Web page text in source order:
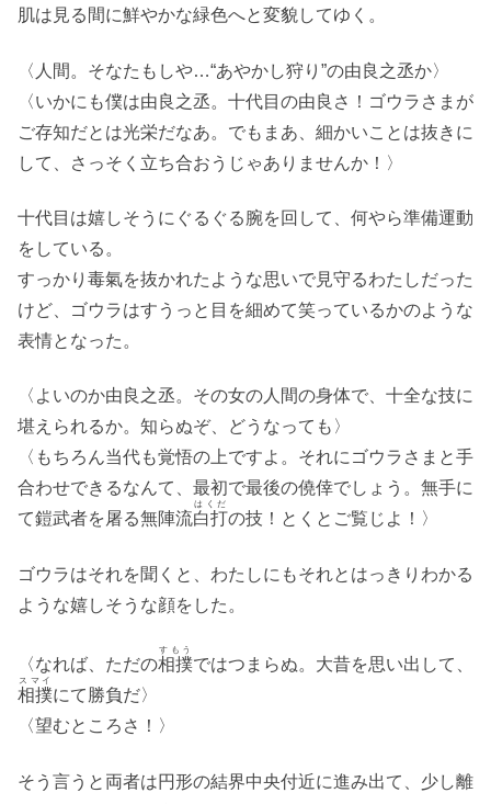
肌は見る間に鮮やかな緑色へと変貌してゆく。
〈人間。そなたもしや…“あやかし狩り”の由良之丞か〉
〈いかにも僕は由良之丞。十代目の由良さ！ゴウラさまが
ご存知だとは光栄だなあ。でもまあ、細かいことは抜きに
して、さっそく立ち合おうじゃありませんか！〉
十代目は嬉しそうにぐるぐる腕を回して、何やら準備運動
をしている。
すっかり毒氣を抜かれたような思いで見守るわたしだった
けど、ゴウラはすうっと目を細めて笑っているかのような
表情となった。
〈よいのか由良之丞。その女の人間の身体で、十全な技に
堪えられるか。知らぬぞ、どうなっても〉
〈もちろん当代も覚悟の上ですよ。それにゴウラさまと手
合わせできるなんて、最初で最後の僥倖でしょう。無手に
て鎧武者を屠る無陣流白打
はくだ
の技！とくとご覧じよ！〉
ゴウラはそれを聞くと、わたしにもそれとはっきりわかる
ような嬉しそうな顔をした。
〈なれば、ただの相撲
すもう
ではつまらぬ。大昔を思い出して、
相撲
スマイ
にて勝負だ〉
〈望むところさ！〉
そう言うと両者は円形の結界中央付近に進み出て、少し離